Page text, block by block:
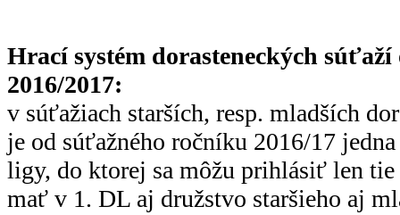
Hrací systém dorasteneckých
2016/2017:
v súťažiach starších, resp. mladších
je od súťažného ročníku 2016/17
ligy, do ktorej sa môžu prihlásiť len tie
mať v 1. DL aj družstvo staršieho aj